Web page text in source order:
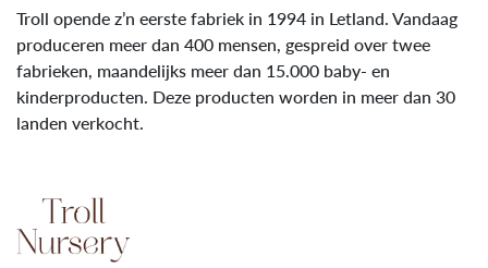
Troll opende z’n eerste fabriek in 1994 in Letland. Vandaag
produceren meer dan 400 mensen, gespreid over twee
fabrieken, maandelijks meer dan 15.000 baby- en
kinderproducten. Deze producten worden in meer dan 30
landen verkocht.